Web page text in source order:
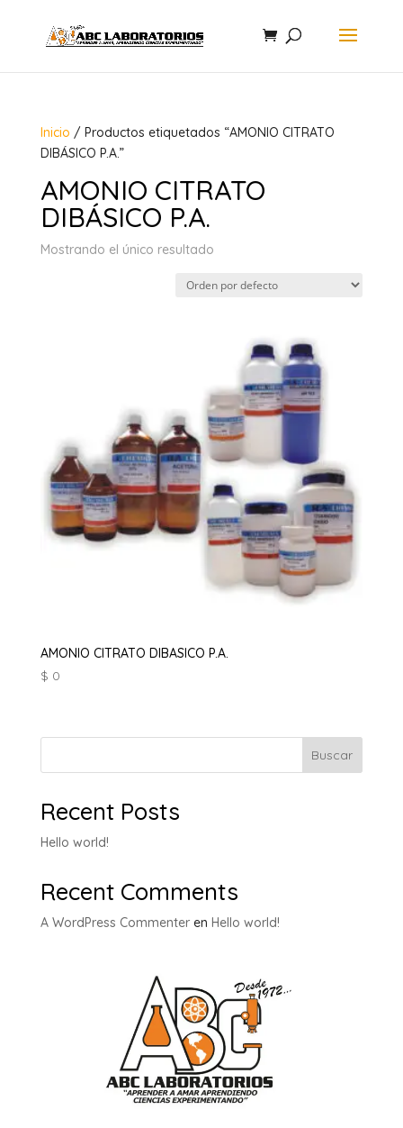
Inicio / Productos etiquetados “AMONIO CITRATO
DIBÁSICO P.A.”
AMONIO CITRATO
DIBÁSICO P.A.
Mostrando el único resultado
AMONIO CITRATO DIBASICO P.A.
$ 0
Buscar
Recent Posts
Hello world!
Recent Comments
A WordPress Commenteren Hello world!